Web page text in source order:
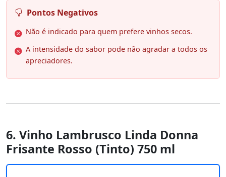
Pontos Negativos
Não é indicado para quem prefere vinhos secos.
A intensidade do sabor pode não agradar a todos os
apreciadores.
6. Vinho Lambrusco Linda Donna
Frisante Rosso (Tinto) 750 ml